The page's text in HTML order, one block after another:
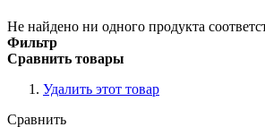
Не найдено ни одного продукта
Фильтр
Сравнить товары
Удалить этот товар
Сравнить